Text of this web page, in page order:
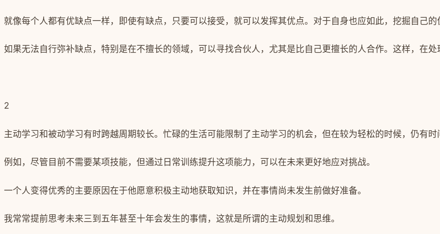
就像每个人都有优缺点一样，即使有缺点，只要可以接受，就可以发挥其优点。对于自身也应如此，挖掘自己
如果无法自行弥补缺点，特别是在不擅长的领域，可以寻找合伙人，尤其是比自己更擅长的人合作。这样，在
2
主动学习和被动学习有时跨越周期较长。忙碌的生活可能限制了主动学习的机会，但在较为轻松的时候，仍有
例如，尽管目前不需要某项技能，但通过日常训练提升这项能力，可以在未来更好地应对挑战。
一个人变得优秀的主要原因在于他愿意积极主动地获取知识，并在事情尚未发生前做好准备。
我常常提前思考未来三到五年甚至十年会发生的事情，这就是所谓的主动规划和思维。